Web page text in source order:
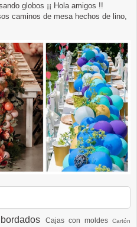
globos ¡¡ Hola amigos !!
caminos de mesa hechos de lino,
bordados Cajas con moldesCartón